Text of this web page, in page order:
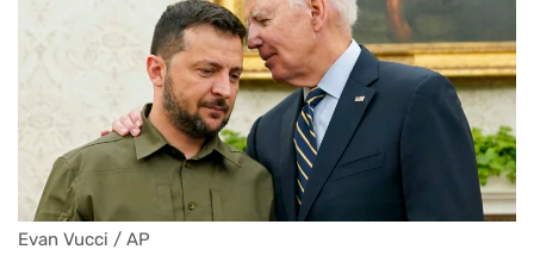
Evan Vucci / AP